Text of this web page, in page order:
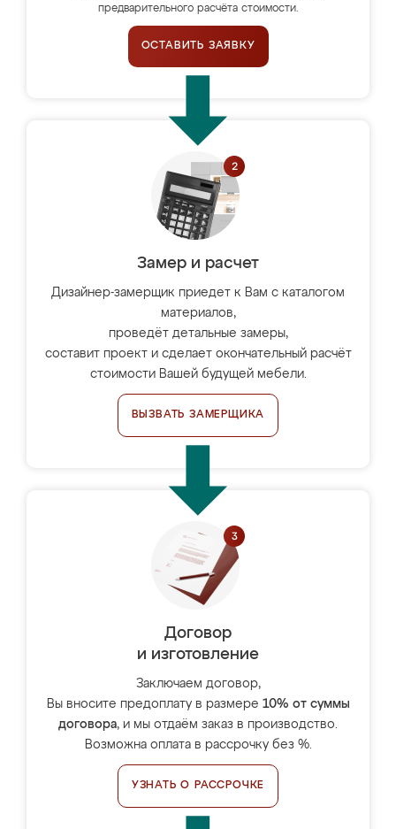
предварительного расчёта стоимости.
ОСТАВИТЬ ЗАЯВКУ
Замер и расчет
Дизайнер-замерщик приедет к Вам с каталогом
материалов,
проведёт детальные замеры,
составит проект и сделает окончательный расчёт
стоимости Вашей будущей мебели.
ВЫЗВАТЬ ЗАМЕРЩИКА
Договор
и изготовление
Заключаем договор,
Вы вносите предоплату в размере 10% от суммы
договора, и мы отдаём заказ в производство.
Возможна оплата в рассрочку без %.
УЗНАТЬ О РАССРОЧКЕ